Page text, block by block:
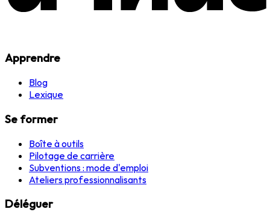
Apprendre
Blog
Lexique
Se former
Boîte à outils
Pilotage de carrière
Subventions : mode d'emploi
Ateliers professionnalisants
Déléguer